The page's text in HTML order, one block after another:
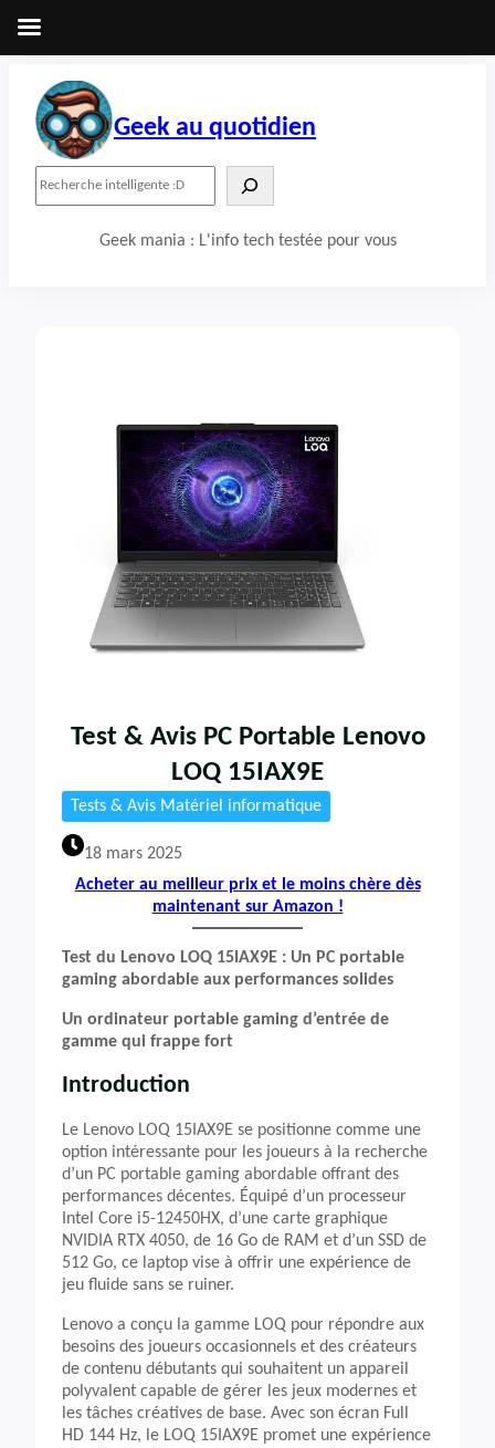
contenu
Geek au quotidien
Geek mania : L'info tech testée pour vous
Test & Avis PC Portable Lenovo
LOQ 15IAX9E
Tests & Avis Matériel informatique
18 mars 2025
Acheter au meilleur prix et le moins chère dès
maintenant sur Amazon !
Test du Lenovo LOQ 15IAX9E : Un PC portable
gaming abordable aux performances solides
Un ordinateur portable gaming d’entrée de
gamme qui frappe fort
Introduction
Le Lenovo LOQ 15IAX9E se positionne comme une
option intéressante pour les joueurs à la recherche
d’un PC portable gaming abordable offrant des
performances décentes. Équipé d’un processeur
Intel Core i5-12450HX, d’une carte graphique
NVIDIA RTX 4050, de 16 Go de RAM et d’un SSD de
512 Go, ce laptop vise à offrir une expérience de
jeu fluide sans se ruiner.
Lenovo a conçu la gamme LOQ pour répondre aux
besoins des joueurs occasionnels et des créateurs
de contenu débutants qui souhaitent un appareil
polyvalent capable de gérer les jeux modernes et
les tâches créatives de base. Avec son écran Full
HD 144 Hz, le LOQ 15IAX9E promet une expérience